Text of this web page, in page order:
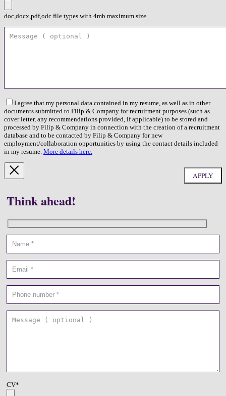
doc,docx,pdf,odc file types with 4mb maximum size
I agree that my personal data contained in my resume, as well as in other
documents submitted to Filip & Company for recruitment purposes (such as
cover letter, any recommendations provided, if applicable) to be stored and
processed by Filip & Company in connection with the creation of a recruitment
database and to be contacted by Filip & Company for new
employment/collaboration opportunities by using the contact details included
in my resume. More details here.
Think ahead!
CV*